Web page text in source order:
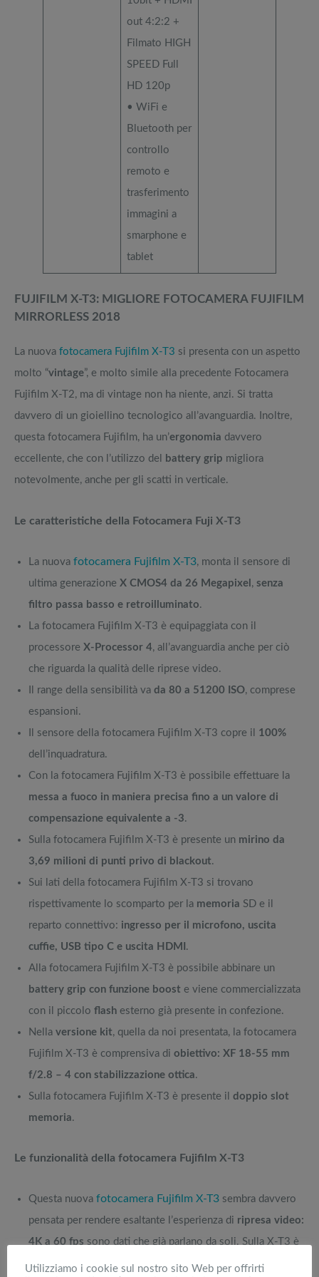
out 4:2:2 +
Filmato HIGH
SPEED Full
HD 120p
• WiFi e
Bluetooth per
controllo
remoto e
trasferimento
immagini a
smarphone e
tablet
FUJIFILM X-T3: MIGLIORE FOTOCAMERA FUJIFILM
MIRRORLESS 2018
La nuova fotocamera Fujifilm X-T3 si presenta con un aspetto
molto “vintage”, e molto simile alla precedente Fotocamera
Fujifilm X-T2, ma di vintage non ha niente, anzi. Si tratta
davvero di un gioiellino tecnologico all’avanguardia. Inoltre,
questa fotocamera Fujifilm, ha un’ergonomia davvero
eccellente, che con l’utilizzo del
battery grip migliora
notevolmente, anche per gli scatti in verticale.
Le caratteristiche della Fotocamera Fuji X-T3
La nuova fotocamera Fujifilm X-T3, monta il sensore di
ultima generazione X CMOS4 da 26 Megapixel , senza
filtro passa basso e retroilluminato.
La fotocamera Fujifilm X-T3 è equipaggiata con il
processore X-Processor 4, all’avanguardia anche per ciò
che riguarda la qualità delle riprese video.
Il range della sensibilità va da 80 a 51200 ISO, comprese
espansioni.
Il sensore della fotocamera Fujifilm X-T3 copre il 100%
dell’inquadratura.
Con la fotocamera Fujifilm X-T3 è possibile effettuare la
messa a fuoco in maniera precisa fino a un valore di
compensazione equivalente a -3.
Sulla fotocamera Fujifilm X-T3 è presente un mirino da
3,69 milioni di punti privo di blackout.
Sui lati della fotocamera Fujifilm X-T3 si trovano
rispettivamente lo scomparto per la memoria SD e il
reparto connettivo: ingresso per il microfono, uscita
cuffie, USB tipo C e uscita HDMI .
Alla fotocamera Fujifilm X-T3 è possibile abbinare un
battery grip con funzione boost e viene commercializzata
con il piccolo flash esterno già presente in confezione.
Nella versione kit, quella da noi presentata, la fotocamera
Fujifilm X-T3 è comprensiva di obiettivo: XF 18-55 mm
f/2.8 – 4 con stabilizzazione ottica.
Sulla fotocamera Fujifilm X-T3 è presente il doppio slot
memoria.
Le funzionalità della fotocamera Fujifilm X-T3
Questa nuova fotocamera Fujifilm X-T3 sembra davvero
pensata per rendere esaltante l’esperienza di ripresa video:
4K a 60 fps sono dati che già parlano da soli. Sulla X-T3 è
possibile effettuare riprese in rallenti a 1080/120p
Utilizziamo i cookie sul nostro sito Web per offrirti